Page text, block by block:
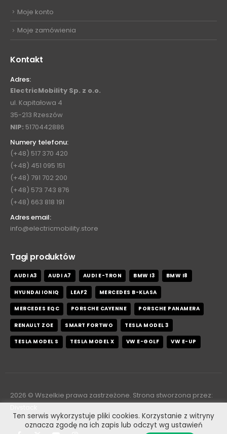
Moje konto
Moje zamówienia
Kontakt
Adres:
ElectricMobility Sp. z o.o.
ul. Kapitałowa 4
35-213 Rzeszów
NIP: 5170442886
Numery telefonu:
(+48) 517 370 420
(+48) 451 095 151
(+48) 791 702 200
(+48) 573 743 876
(+48) 663 818 191
Adres email:
info@electricmobility.store
Tagi produktów
AUDI A3 AUDI A7 AUDI E-TRON BMW I3 BMW I8
HYUNDAI IONIQ LEAF2 MERCEDES B-KLASA
MERCEDES EQC PORSCHE CAYENNE PORSCHE PANAMERA
RENAULT ZOE SMART FORTWO TESLA MODEL 3
TESLA MODEL S TESLA MODEL X VW E-GOLF VW E-UP
2026 © Wszelkie prawa zastrzeżone. Strona stworzona przez:
Ten serwis wykorzystuje pliki cookies. Korzystanie z witryny
oznacza zgodę na ich zapis lub odczyt wg ustawień